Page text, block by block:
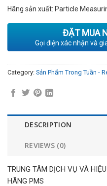
Hãng sản xuất: Particle
ĐẶT MUA
Gọi điện xác nhận và
Category: Sản Phẩm Trong Tuần -
DESCRIPTION
REVIEWS (0)
TRUNG TÂM DỊCH VỤ VÀ
HÃNG PMS